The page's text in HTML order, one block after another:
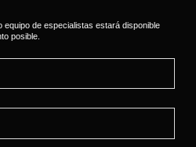
de especialistas estará disponible
posible.